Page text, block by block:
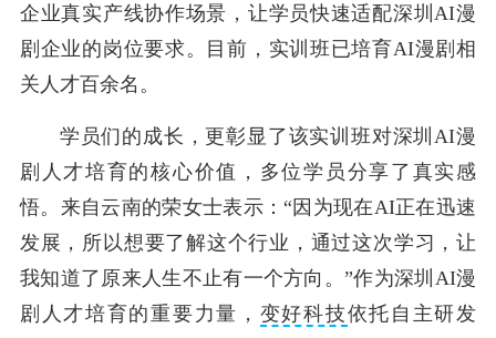
企业真实产线协作场景，让学员快速适配深圳AI漫
剧企业的岗位要求。目前，实训班已培育AI漫剧相
关人才百余名。
学员们的成长，更彰显了该实训班对深圳AI漫
剧人才培育的核心价值，多位学员分享了真实感
悟。来自云南的荣女士表示：“因为现在AI正在迅速
发展，所以想要了解这个行业，通过这次学习，让
我知道了原来人生不止有一个方向。”作为深圳AI漫
剧人才培育的重要力量， 变好科技依托自主研发